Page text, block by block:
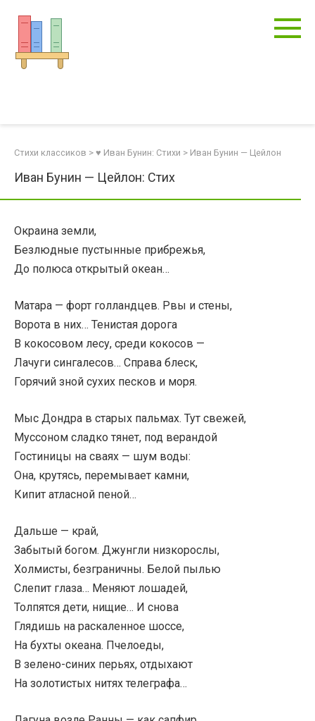
контенту
Стихи классиков > ♥ Иван Бунин: Стихи > Иван Бунин — Цейлон
Иван Бунин — Цейлон: Стих
Окраина земли,
Безлюдные пустынные прибрежья,
До полюса открытый океан…
Матара — форт голландцев. Рвы и стены,
Ворота в них… Тенистая дорога
В кокосовом лесу, среди кокосов —
Лачуги сингалесов… Справа блеск,
Горячий зной сухих песков и моря.
Мыс Дондра в старых пальмах. Тут свежей,
Муссоном сладко тянет, под верандой
Гостиницы на сваях — шум воды:
Она, крутясь, перемывает камни,
Кипит атласной пеной…
Дальше — край,
Забытый богом. Джунгли низкорослы,
Холмисты, безграничны. Белой пылью
Слепит глаза… Меняют лошадей,
Толпятся дети, нищие… И снова
Глядишь на раскаленное шоссе,
На бухты океана. Пчелоеды,
В зелено-синих перьях, отдыхают
На золотистых нитях телеграфа…